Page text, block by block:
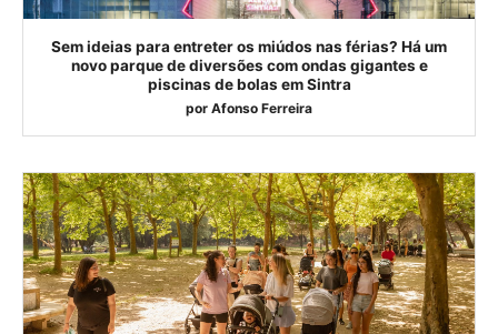
Sem ideias para entreter os miúdos nas férias? Há um
novo parque de diversões com ondas gigantes e
piscinas de bolas em Sintra
por Afonso Ferreira